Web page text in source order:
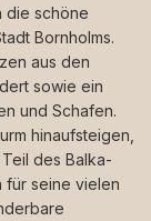
die schöne
Bornholms.
aus den
sowie ein
und Schafen.
hinaufsteigen,
des Balka-
für seine vielen